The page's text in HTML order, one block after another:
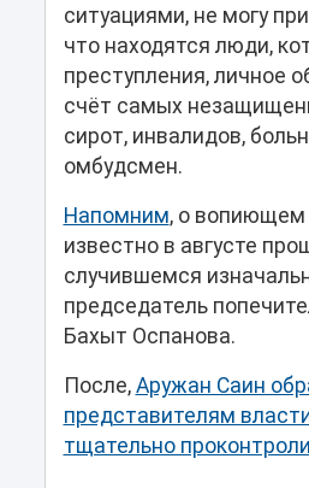
ситуациями, не могу
что находятся люди,
преступления, личное
счёт самых
сирот, инвалидов,
омбудсмен.
Напомним, о вопиющем
известно в августе
случившемся
председатель
Бахыт Оспанова.
После, Аружан Саин
представителям
тщательно